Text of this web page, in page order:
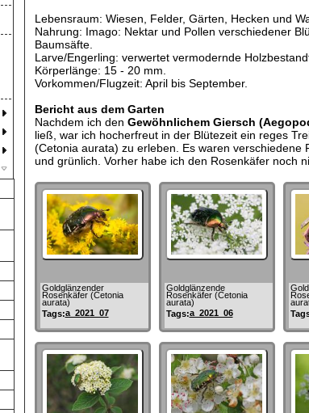
Lebensraum: Wiesen, Felder, Gärten, Hecken und
Nahrung: Imago: Nektar und Pollen verschiedener
Baumsäfte.
Larve/Engerling: verwertet vermodernde
Körperlänge: 15 - 20 mm.
Vorkommen/Flugzeit: April bis September.
Bericht aus dem Garten
Nachdem ich den Gewöhnlichem Giersch
ließ, war ich hocherfreut in der Blütezeit ein reges
(Cetonia aurata) zu erleben. Es waren
und grünlich. Vorher habe ich den Rosenkäfer noch
Goldglänzender
Rosenkäfer (Cetonia
aurata)
Tags:a_2021_07
Goldglänzende
Rosenkäfer (Cetonia
aurata)
Tags:a_2021_06